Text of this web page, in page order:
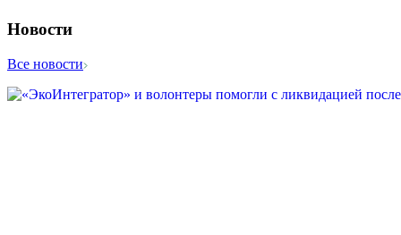
Новости
Все новости